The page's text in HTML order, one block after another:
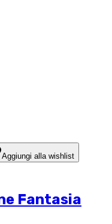
Aggiungi alla wishlist
Fantasia